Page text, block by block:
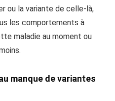
ou la variante de celle-là,
les comportements à
maladie au moment ou
manque de variantes